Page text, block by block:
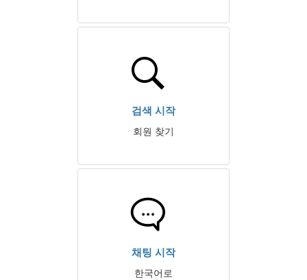
검색 시작
회원 찾기
채팅 시작
한국어로